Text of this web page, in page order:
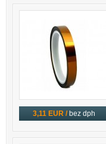
3,11 EUR / bez dph